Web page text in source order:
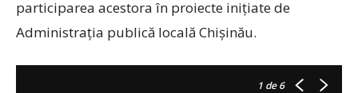
participarea acestora în proiecte inițiate de
Administrația publică locală Chișinău.
1 de 6